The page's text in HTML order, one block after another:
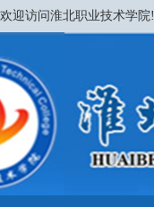
欢迎访问淮北职业技术学院!